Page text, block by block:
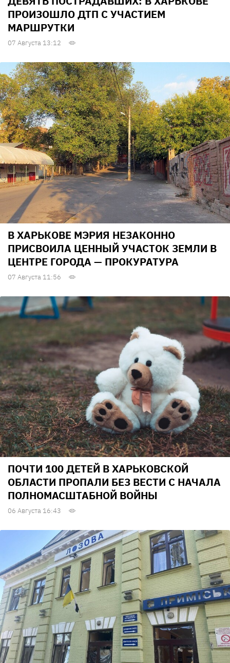
ПРОИЗОШЛО ДТП С УЧАСТИЕМ
МАРШРУТКИ
07 Августа 13:12
В ХАРЬКОВЕ МЭРИЯ НЕЗАКОННО
ПРИСВОИЛА ЦЕННЫЙ УЧАСТОК ЗЕМЛИ В
ЦЕНТРЕ ГОРОДА — ПРОКУРАТУРА
07 Августа 11:56
ПОЧТИ 100 ДЕТЕЙ В ХАРЬКОВСКОЙ
ОБЛАСТИ ПРОПАЛИ БЕЗ ВЕСТИ С НАЧАЛА
ПОЛНОМАСШТАБНОЙ ВОЙНЫ
06 Августа 16:43